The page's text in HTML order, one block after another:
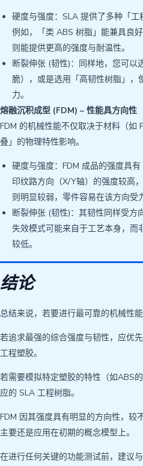
硬度与强度：SLA 提供了多种「工
例如，「类 ABS 树脂」能兼具良
则能提供更高的强度与耐温性。
断裂伸张 (韧性)：同样地，您可以
脆），或是选用「高韧性树脂」，
力。
熔融沉积成型 (FDM) – 性能具方向性
FDM 的机械性能不仅取决于材料（如
叠」的物理特性影响。
硬度与强度：FDM 成品的强度具
印纹路方向（X/Y轴）的强度较高
则明显较弱，零件容易在该方向受
断裂伸张 (韧性)：其韧性同样受方
失效模式可能来自于工艺本身，
较低。
结论
总结来说，若要进行最可靠的机械性能
若追求最强的综合强度与韧性，应优
工程塑胶。
若需要模拟特定塑胶的特性（如ABS
应的 SLA 工程树脂。
FDM 因其强度具有明显的方向性，较
主要还是应用在初期的概念模型上。
在进行任何关键的功能测试前，建议